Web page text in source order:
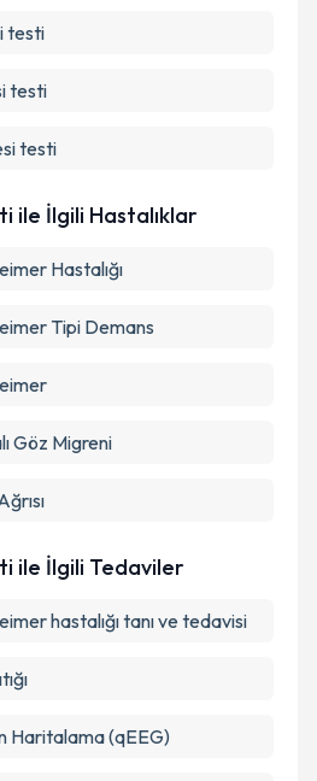
Talebini Gönder
testi
testi
testi
ile İlgili Hastalıklar
Hastalığı
Tipi Demans
Göz Migreni
ile İlgili Tedaviler
hastalığı tanı ve tedavisi
Haritalama (qEEG)